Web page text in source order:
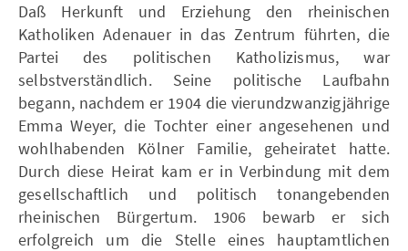
Daß Herkunft und Erziehung den rheinischen
Katholiken Adenauer in das Zentrum führten, die
Partei des politischen Katholizismus, war
selbstverständlich. Seine politische Laufbahn
begann, nachdem er 1904 die vierundzwanzigjährige
Emma Weyer, die Tochter einer angesehenen und
wohlhabenden Kölner Familie, geheiratet hatte.
Durch diese Heirat kam er in Verbindung mit dem
gesellschaftlich und politisch tonangebenden
rheinischen Bürgertum. 1906 bewarb er sich
erfolgreich um die Stelle eines hauptamtlichen